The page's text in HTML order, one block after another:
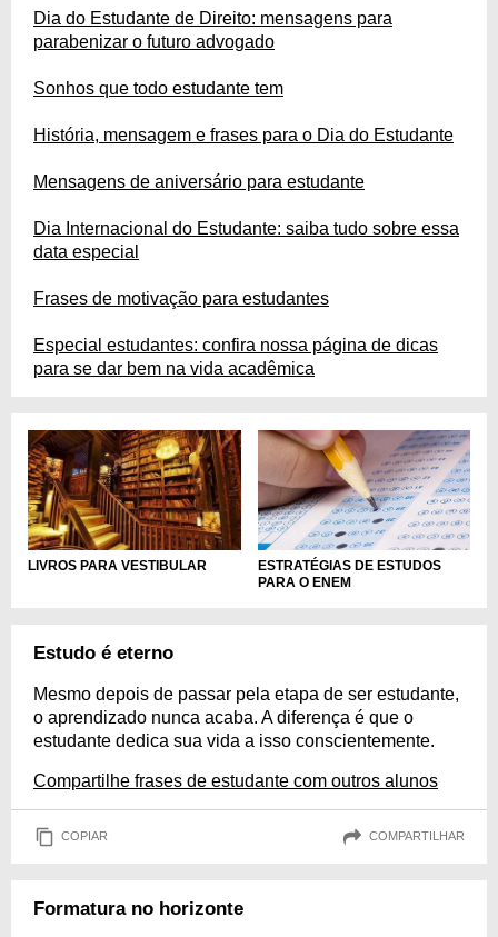
Dia do Estudante de Direito: mensagens para
parabenizar o futuro advogado
Sonhos que todo estudante tem
História, mensagem e frases para o Dia do Estudante
Mensagens de aniversário para estudante
Dia Internacional do Estudante: saiba tudo sobre essa
data especial
Frases de motivação para estudantes
Especial estudantes: confira nossa página de dicas
para se dar bem na vida acadêmica
LIVROS PARA VESTIBULAR
ESTRATÉGIAS DE ESTUDOS
PARA O ENEM
Estudo é eterno
Mesmo depois de passar pela etapa de ser estudante,
o aprendizado nunca acaba. A diferença é que o
estudante dedica sua vida a isso conscientemente.
Compartilhe frases de estudante com outros alunos
COPIAR COMPARTILHAR
Formatura no horizonte